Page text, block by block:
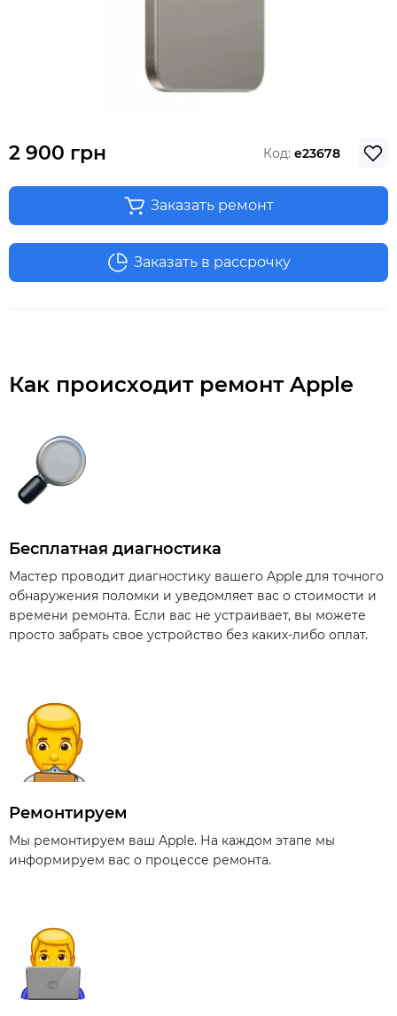
2 900 грн Код: e23678
Заказать ремонт
Заказать в рассрочку
Как происходит ремонт Apple
Бесплатная диагностика
Мастер проводит диагностику вашего Apple для точного
обнаружения поломки и уведомляет вас о стоимости и
времени ремонта. Если вас не устраивает, вы можете
просто забрать свое устройство без каких-либо оплат.
Ремонтируем
Мы ремонтируем ваш Apple. На каждом этапе мы
информируем вас о процессе ремонта.